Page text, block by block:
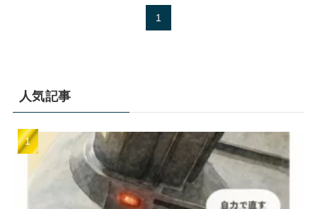
1
人気記事